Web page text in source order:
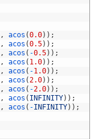
, acos (0.0) ) ;
, acos (0.5) ) ;
, acos ( -0.5) ) ;
, acos ( 1.0) ) ;
, acos ( -1.0) ) ;
, acos (2.0) ) ;
, acos ( -2.0) ) ;
, acos ( INFINITY) ) ;
, acos ( -INFINITY) ) ;